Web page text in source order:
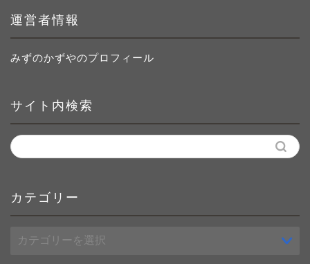
運営者情報
みずのかずやのプロフィール
サイト内検索
カテゴリー
テ